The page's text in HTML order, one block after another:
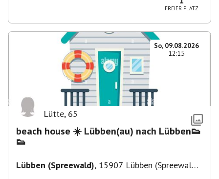
FREIER PLATZ
So, 09.08.2026
12:15
Lütte, 65
beach house ☀️ Lübben(au) nach Lübben👟
👟
Lübben (Spreewald), 15907 Lübben (Spreewald),